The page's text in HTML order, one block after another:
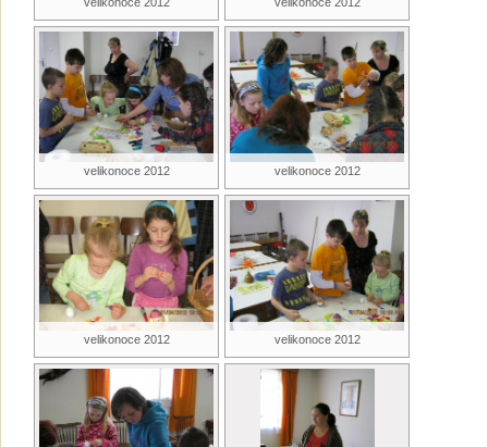
velikonoce 2012 velikonoce 2012
velikonoce 2012 velikonoce 2012